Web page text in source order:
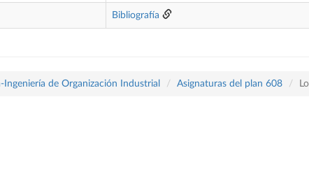
Bibliografía
de Organización Industrial Asignaturas del plan 608